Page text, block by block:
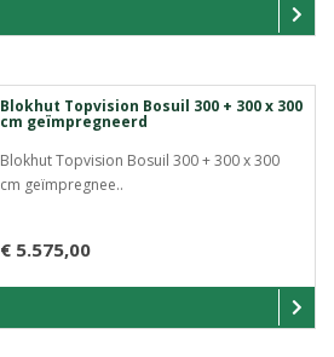
Blokhut Topvision Bosuil 300 + 300 x 300
cm geïmpregneerd
Blokhut Topvision Bosuil 300 + 300 x 300
cm geïmpregnee..
€ 5.575,00